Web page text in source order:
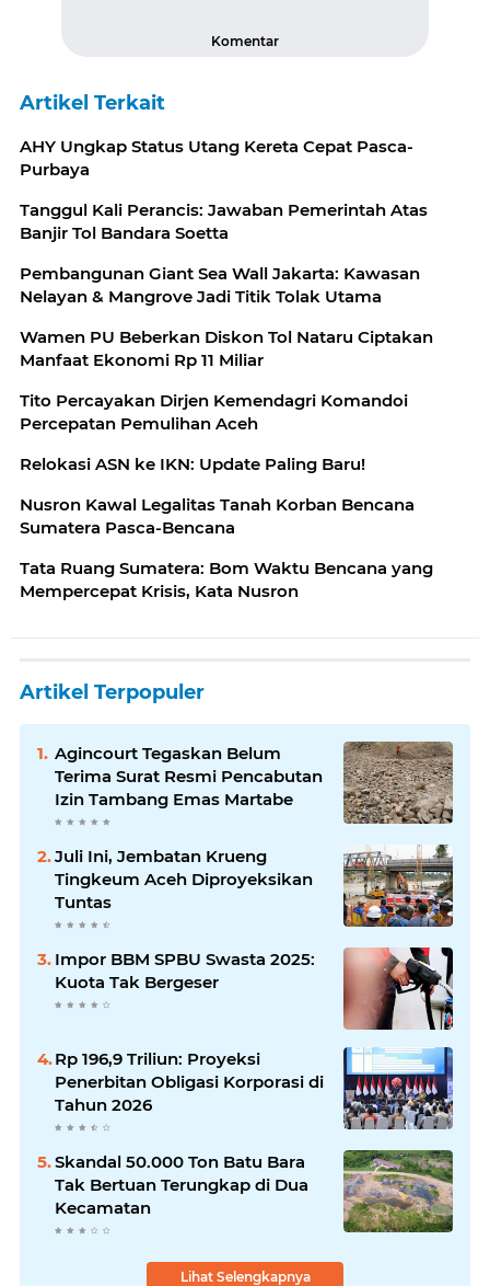
Komentar
Artikel Terkait
AHY Ungkap Status Utang Kereta Cepat Pasca-
Purbaya
Tanggul Kali Perancis: Jawaban Pemerintah Atas
Banjir Tol Bandara Soetta
Pembangunan Giant Sea Wall Jakarta: Kawasan
Nelayan & Mangrove Jadi Titik Tolak Utama
Wamen PU Beberkan Diskon Tol Nataru Ciptakan
Manfaat Ekonomi Rp 11 Miliar
Tito Percayakan Dirjen Kemendagri Komandoi
Percepatan Pemulihan Aceh
Relokasi ASN ke IKN: Update Paling Baru!
Nusron Kawal Legalitas Tanah Korban Bencana
Sumatera Pasca-Bencana
Tata Ruang Sumatera: Bom Waktu Bencana yang
Mempercepat Krisis, Kata Nusron
Artikel Terpopuler
Agincourt Tegaskan Belum
Terima Surat Resmi Pencabutan
Izin Tambang Emas Martabe
Juli Ini, Jembatan Krueng
Tingkeum Aceh Diproyeksikan
Tuntas
Impor BBM SPBU Swasta 2025:
Kuota Tak Bergeser
Rp 196,9 Triliun: Proyeksi
Penerbitan Obligasi Korporasi di
Tahun 2026
Skandal 50.000 Ton Batu Bara
Tak Bertuan Terungkap di Dua
Kecamatan
Lihat Selengkapnya